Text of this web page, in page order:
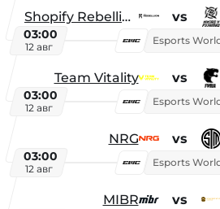
Shopify Rebellion vs
03:00
12 авг
Team Vitality vs
03:00
12 авг
NRG vs
03:00
12 авг
MIBR vs